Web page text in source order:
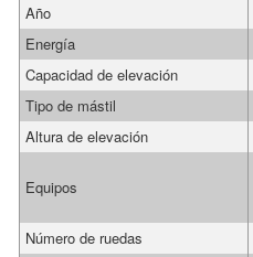
Año
Energía
Capacidad de elevación
Tipo de mástil
Altura de elevación
Equipos
Número de ruedas